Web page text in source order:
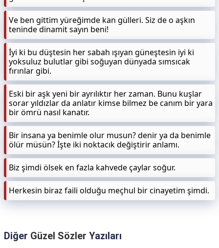
Ve ben gittim yüreğimde kan gülleri. Siz de o aşkın
teninde dinamit sayın beni!
İyi ki bu düştesin her sabah ışıyan güneştesin iyi ki
yoksuluz bulutlar gibi soğuyan dünyada sımsıcak
fırınlar gibi.
Eski bir aşk yeni bir ayrılıktır her zaman. Bunu kuşlar
sorar yıldızlar da anlatır kimse bilmez be canım bir yara
bir ömrü nasıl kanatır.
Bir insana ya benimle olur musun? denir ya da benimle
ölür müsün? İşte iki noktacık değiştirir anlamı.
Biz şimdi ölsek en fazla kahvede çaylar soğur.
Herkesin biraz faili olduğu meçhul bir cinayetim şimdi.
Diğer Güzel Sözler Yazıları